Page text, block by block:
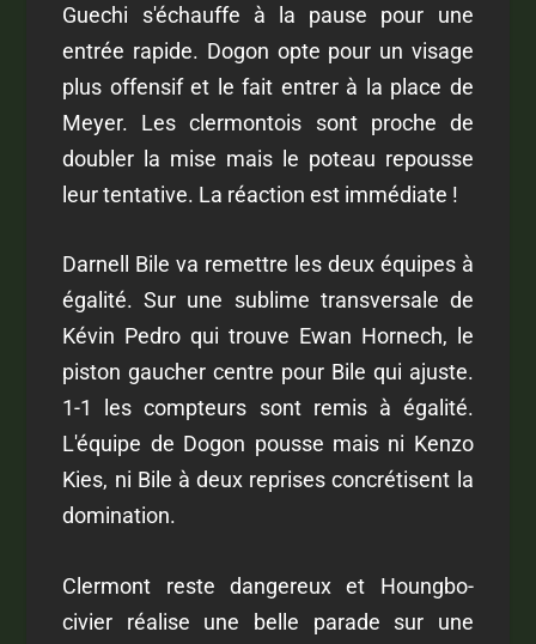
Guechi s'échauffe à la pause pour une
entrée rapide. Dogon opte pour un visage
plus offensif et le fait entrer à la place de
Meyer. Les clermontois sont proche de
doubler la mise mais le poteau repousse
leur tentative. La réaction est immédiate !
Darnell Bile va remettre les deux équipes à
égalité. Sur une sublime transversale de
Kévin Pedro qui trouve Ewan Hornech, le
piston gaucher centre pour Bile qui ajuste.
1-1 les compteurs sont remis à égalité.
L'équipe de Dogon pousse mais ni Kenzo
Kies, ni Bile à deux reprises concrétisent la
domination.
Clermont reste dangereux et Houngbo-
civier réalise une belle parade sur une